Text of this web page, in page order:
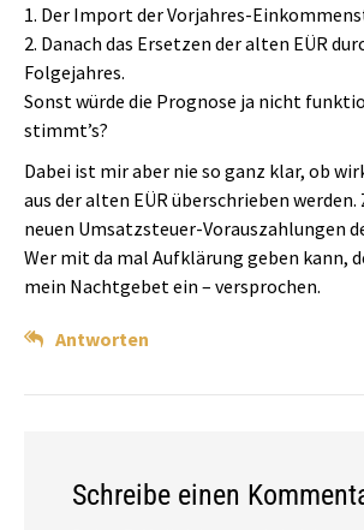
1. Der Import der Vorjahres-
2. Danach das Ersetzen der alten EÜR
Folgejahres.
Sonst würde die Prognose ja nicht
stimmt’s?
Dabei ist mir aber nie so ganz klar, ob
aus der alten EÜR überschrieben werden.
neuen Umsatzsteuer-Vorauszahlungen
Wer mit da mal Aufklärung geben kann,
mein Nachtgebet ein – versprochen.
Antworten
Schreibe einen